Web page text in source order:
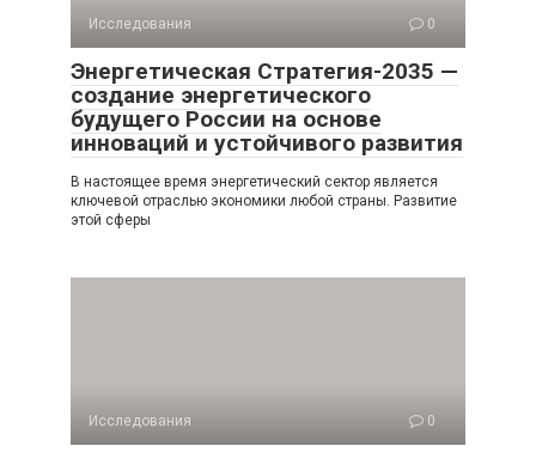
Исследования 0
Энергетическая Стратегия-2035 —
создание энергетического
будущего России на основе
инноваций и устойчивого развития
В настоящее время энергетический сектор является
ключевой отраслью экономики любой страны. Развитие
этой сферы
Исследования 0